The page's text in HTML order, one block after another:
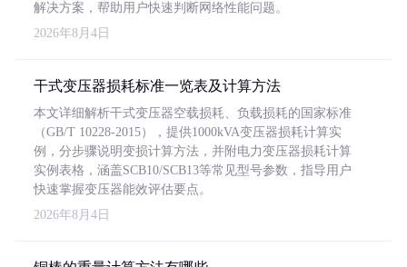
解决方案，帮助用户快速判断网络性能问题。
2026年8月4日
干式变压器损耗标准一览表及计算方法
本文详细解析干式变压器空载损耗、负载损耗的国家标准
（GB/T 10228-2015），提供1000kVA变压器损耗计算实
例，分步骤说明变损计算方法，并附电力变压器损耗计算
实例表格，涵盖SCB10/SCB13等常见型号参数，指导用户
快速掌握变压器能效评估要点。
2026年8月4日